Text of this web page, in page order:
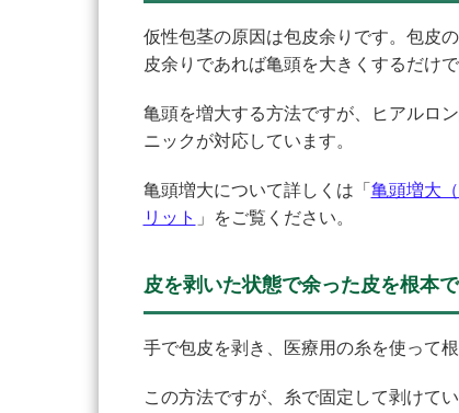
仮性包茎の原因は包皮余りです。包皮
皮余りであれば亀頭を大きくするだけ
亀頭を増大する方法ですが、ヒアルロ
ニックが対応しています。
亀頭増大について詳しくは「 亀頭増大
リット 」をご覧ください。
皮を剥いた状態で余った皮を根本
手で包皮を剥き、医療用の糸を使って
この方法ですが、糸で固定して剥けて